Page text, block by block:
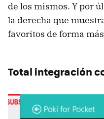
de los mismos. Y por
la derecha que
favoritos de forma
Total integración